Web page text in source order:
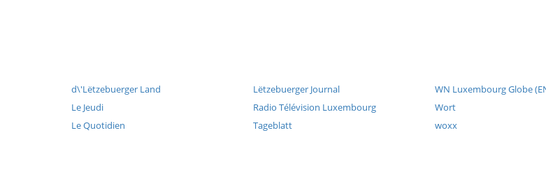
d\'Lëtzebuerger Land
Le Jeudi
Le Quotidien
Lëtzebuerger Journal
Radio Télévision Luxembourg
Tageblatt
WN Luxembourg Globe
Wort
woxx